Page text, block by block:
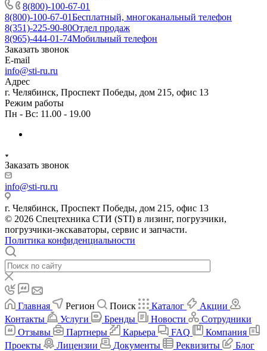
8(800)-100-67-01
8(800)-100-67-01Бесплатный, многоканальный телефон
8(351)-225-90-80Отдел продаж
8(965)-444-01-74Мобильный телефон
Заказать звонок
E-mail
info@sti-ru.ru
Адрес
г. Челябинск, Проспект Победы, дом 215, офис 13
Режим работы
Пн - Вс: 11.00 - 19.00
Заказать звонок
info@sti-ru.ru
г. Челябинск, Проспект Победы, дом 215, офис 13
© 2026 Спецтехника СТИ (STI) в лизинг, погрузчики,
погрузчики-экскаваторы, сервис и запчасти.
Политика конфиденциальности
Главная Регион Поиск Каталог
Акции
Контакты
Услуги Бренды Новости
Сотрудники
Отзывы
Партнеры Карьера FAQ
Компания
Проекты
Лицензии Документы Реквизиты
Блог